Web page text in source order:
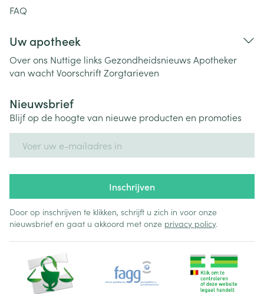
FAQ
Uw apotheek
Over ons Nuttige links Gezondheidsnieuws Apotheker
van wachtVoorschriftZorgtarieven
Nieuwsbrief
Blijf op de hoogte van nieuwe producten en promoties
Inschrijven
Door op inschrijven te klikken, schrijft u zich in voor onze
nieuwsbrief en gaat u akkoord met onze privacy policy.